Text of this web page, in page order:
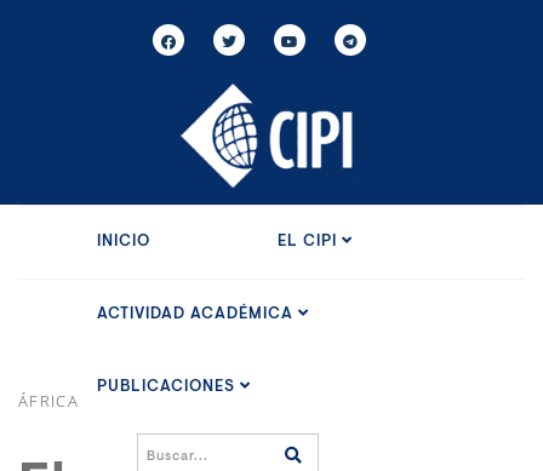
INICIO EL CIPI
ACTIVIDAD ACADÉMICA
PUBLICACIONES
ÁFRICA